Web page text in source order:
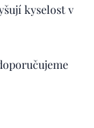
kyselost v